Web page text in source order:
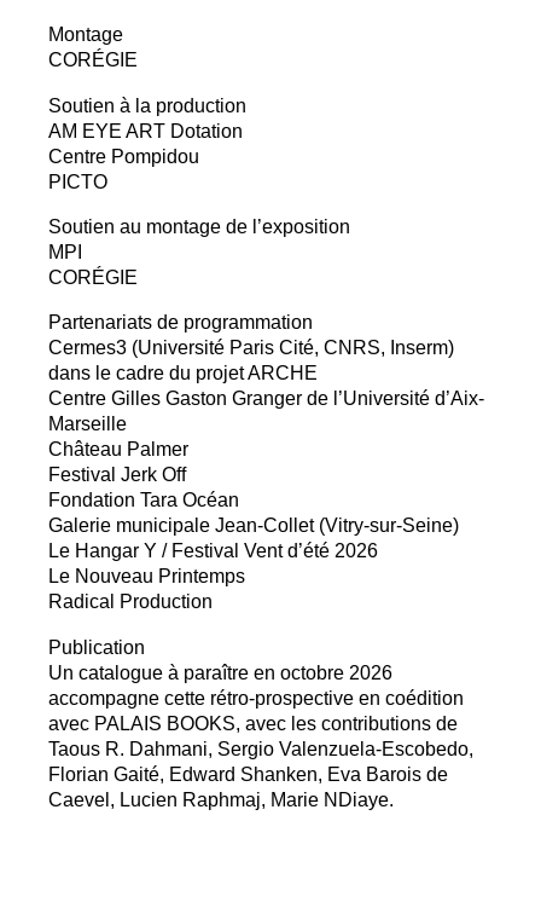
Montage
CORÉGIE
Soutien à la production
AM EYE ART Dotation
Centre Pompidou
PICTO
Soutien au montage de l’exposition
MPI
CORÉGIE
Partenariats de programmation
Cermes3 (Université Paris Cité, CNRS, Inserm)
dans le cadre du projetARCHE
Centre Gilles Gaston Granger de l’Université d’Aix-
Marseille
Château Palmer
Festival Jerk Off
Fondation Tara Océan
Galerie municipale Jean-Collet (Vitry-sur-Seine)
Le Hangar Y / Festival Vent d’été 2026
Le Nouveau Printemps
Radical Production
Publication
Un catalogue à paraître en octobre 2026
accompagne cette rétro-prospective en coédition
avec PALAIS BOOKS, avec les contributions de
Taous R. Dahmani, Sergio Valenzuela-Escobedo,
Florian Gaité, Edward Shanken, Eva Barois de
Caevel, Lucien Raphmaj, Marie NDiaye.